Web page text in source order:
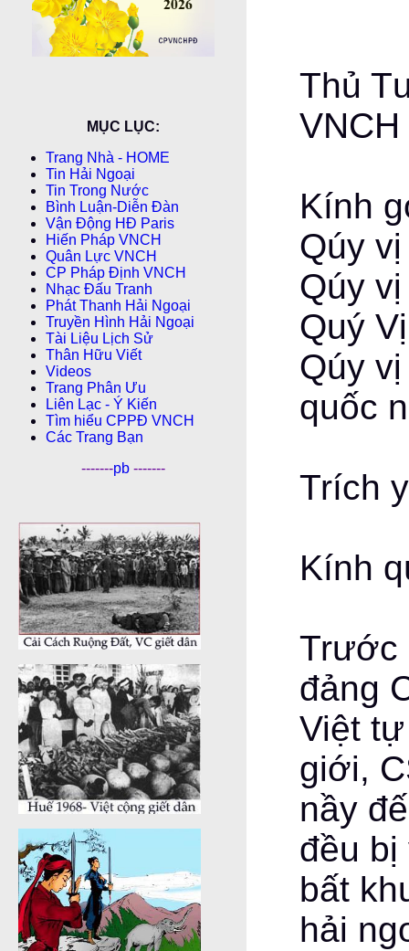
MỤC LỤC:
Trang Nhà - HOME
Tin Hải Ngoại
Tin Trong Nước
Bình Luận-Diễn Ðàn
Vận Động HĐ Paris
Hiến Pháp VNCH
Quân Lực VNCH
CP Pháp Ðịnh VNCH
Nhạc Đấu Tranh
Phát Thanh Hải Ngoại
Truyền Hình Hải Ngoại
Tài Liệu Lịch Sử
Thân Hữu Viết
Videos
Trang Phân Ưu
Liên Lạc - Ý Kiến
Tìm hiểu CPPÐ VNCH
Các Trang Bạn
-------pb -------
Thủ
VNCH
Kính
Qúy
Qúy
Quý
Qúy
quốc
Trích
Kính
Trước
đảng
Việt
giới,
nầy
đều
bất
hải